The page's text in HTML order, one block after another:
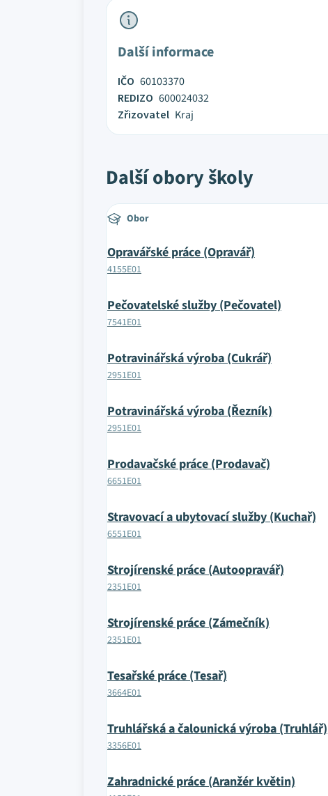
Další informace
IČO 60103370
REDIZO 600024032
Zřizovatel Kraj
Další obory školy
Obor
Opravářské práce (Opravář)
4155E01
Pečovatelské služby (Pečovatel)
7541E01
Potravinářská výroba (Cukrář)
2951E01
Potravinářská výroba (Řezník)
2951E01
Prodavačské práce (Prodavač)
6651E01
Stravovací a ubytovací služby (Kuchař)
6551E01
Strojírenské práce (Autoopravář)
2351E01
Strojírenské práce (Zámečník)
2351E01
Tesařské práce (Tesař)
3664E01
Truhlářská a čalounická výroba (Truhlář)
3356E01
Zahradnické práce (Aranžér květin)